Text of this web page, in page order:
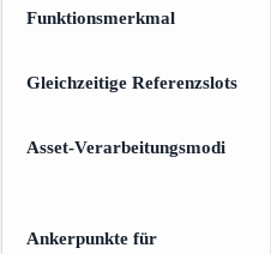
Funktionsmerkmal
Gleichzeitige Referenzslots
Asset-Verarbeitungsmodi
Ankerpunkte für